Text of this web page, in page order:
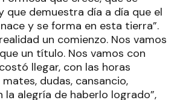
que demuestra día a día que el
y se forma en esta tierra”.
un comienzo. Nos vamos
un título. Nos vamos con
llegar, con las horas
dudas, cansancio,
la alegría de haberlo logrado”,